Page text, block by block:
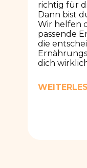
richtig für
Dann bist
Wir helfen
passende
die
dich